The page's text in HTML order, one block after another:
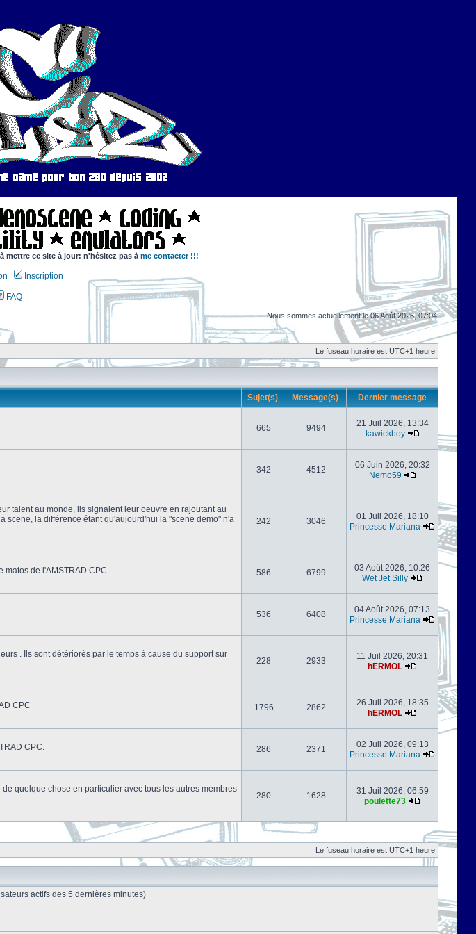
mettre ce site à jour: n'hésitez pas à me contacter !!!
Inscription
FAQ
Nous sommes actuellement le 06 Août 2026, 07:04
Le fuseau horaire est UTC+1 heure
Sujet(s) Message(s) Dernier message
665 9494
21 Juil 2026, 13:34
kawickboy
342 4512
06 Juin 2026, 20:32
Nemo59
talent au monde, ils signaient leur oeuvre en rajoutant au
scene, la différence étant qu'aujourd'hui la "scene demo" n'a
242 3046
01 Juil 2026, 18:10
Princesse Mariana
matos de l'AMSTRAD CPC.
586 6799
03 Août 2026, 10:26
Wet Jet Silly
536 6408
04 Août 2026, 07:13
Princesse Mariana
. Ils sont détériorés par le temps à cause du support sur
228 2933
11 Juil 2026, 20:31
hERMOL
CPC
1796 2862
26 Juil 2026, 18:35
hERMOL
CPC.
286 2371
02 Juil 2026, 09:13
Princesse Mariana
quelque chose en particulier avec tous les autres membres
280 1628
31 Juil 2026, 06:59
poulette73
Le fuseau horaire est UTC+1 heure
actifs des 5 dernières minutes)